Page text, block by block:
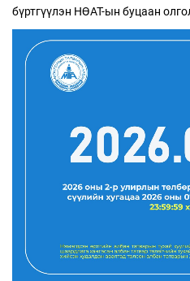
бүртгүүлэн НӨАТ-ын буцаан